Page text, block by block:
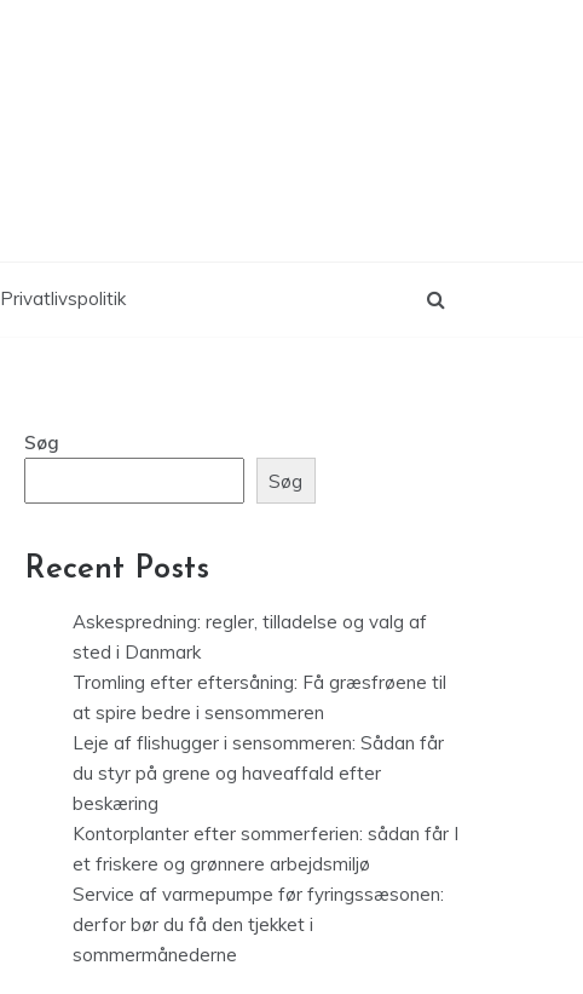
Privatlivspolitik
Søg
Søg
Recent Posts
Askespredning: regler, tilladelse og valg af
sted i Danmark
Tromling efter eftersåning: Få græsfrøene til
at spire bedre i sensommeren
Leje af flishugger i sensommeren: Sådan får
du styr på grene og haveaffald efter
beskæring
Kontorplanter efter sommerferien: sådan får I
et friskere og grønnere arbejdsmiljø
Service af varmepumpe før fyringssæsonen:
derfor bør du få den tjekket i
sommermånederne